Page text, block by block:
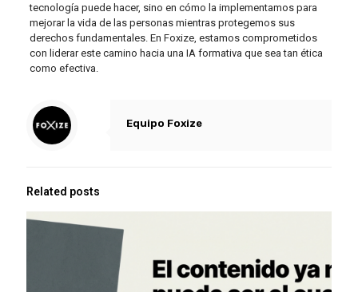
tecnología puede hacer, sino en cómo la implementamos para
mejorar la vida de las personas mientras protegemos sus
derechos fundamentales. En Foxize, estamos comprometidos
con liderar este camino hacia una IA formativa que sea tan ética
como efectiva.
Equipo Foxize
Related posts